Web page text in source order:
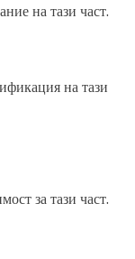
на тази част.
на тази
за тази част.